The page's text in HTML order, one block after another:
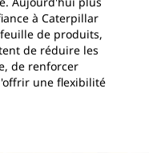
à Caterpillar
de produits,
de réduire les
de renforcer
une flexibilité